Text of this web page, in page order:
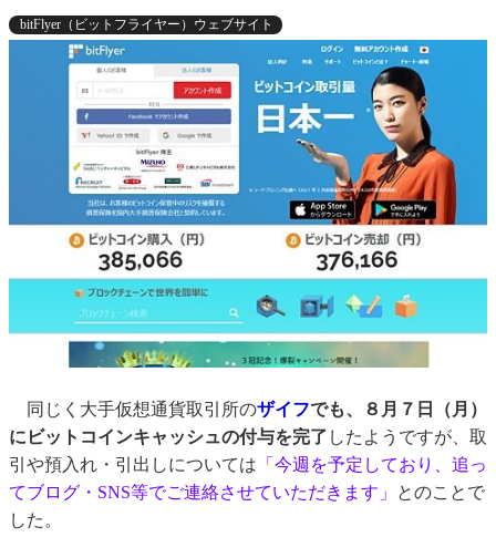
bitFlyer（ビットフライヤー）ウェブサイト
同じく大手仮想通貨取引所のザイフでも、８月７日（月）
にビットコインキャッシュの付与を完了 したようですが、取
引や預入れ・引出しについては 「今週を予定しており、追っ
てブログ・SNS等でご連絡させていただきます」
とのことで
した。